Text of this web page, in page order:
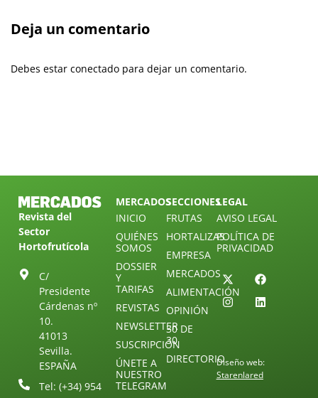
Deja un comentario
Debes estar conectado para dejar un comentario.
Revista del
Sector
Hortofrutícola
C/
Presidente
Cárdenas nº
10.
41013
Sevilla.
ESPAÑA
Tel: (+34) 954
MERCADOS
INICIO
QUIÉNES
SOMOS
DOSSIER
Y
TARIFAS
REVISTAS
NEWSLETTER
SUSCRIPCIÓN
ÚNETE A
NUESTRO
TELEGRAM
SECCIONES
FRUTAS
HORTALIZAS
EMPRESA
MERCADOS
ALIMENTACIÓN
OPINIÓN
30 DE
30
DIRECTORIO
LEGAL
AVISO LEGAL
POLÍTICA DE
PRIVACIDAD
Diseño web:
Starenlared